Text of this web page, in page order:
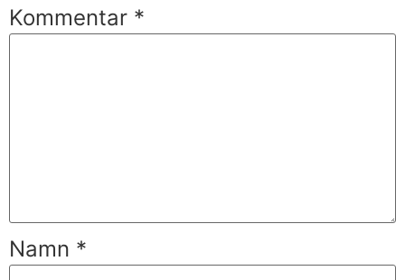
Kommentar *
Namn *